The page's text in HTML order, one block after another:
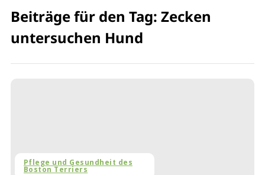
Beiträge für den Tag: Zecken
untersuchen Hund
Pflege und Gesundheit des
Boston Terriers